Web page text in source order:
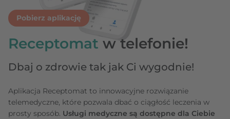
Pobierz aplikację
Receptomat w telefonie!
Dbaj o zdrowie tak jak Ci wygodnie!
Aplikacja Receptomat to innowacyjne rozwiązanie
telemedyczne, które pozwala dbać o ciągłość leczenia w
prosty sposób. Usługi medyczne są dostępne dla Ciebie